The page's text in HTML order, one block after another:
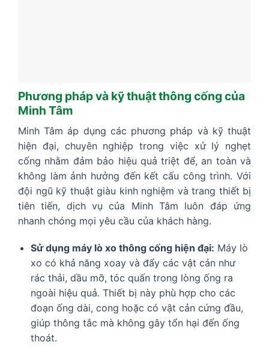
Phương pháp và kỹ thuật thông cống của
Minh Tâm
Minh Tâm áp dụng các phương pháp và kỹ thuật
hiện đại, chuyên nghiệp trong việc xử lý nghẹt
cống nhằm đảm bảo hiệu quả triệt để, an toàn và
không làm ảnh hưởng đến kết cấu công trình. Với
đội ngũ kỹ thuật giàu kinh nghiệm và trang thiết bị
tiên tiến, dịch vụ của Minh Tâm luôn đáp ứng
nhanh chóng mọi yêu cầu của khách hàng.
Sử dụng máy lò xo thông cống hiện đại: Máy lò
xo có khả năng xoay và đẩy các vật cản như
rác thải, dầu mỡ, tóc quấn trong lòng ống ra
ngoài hiệu quả. Thiết bị này phù hợp cho các
đoạn ống dài, cong hoặc có vật cản cứng đầu,
giúp thông tắc mà không gây tổn hại đến ống
thoát.